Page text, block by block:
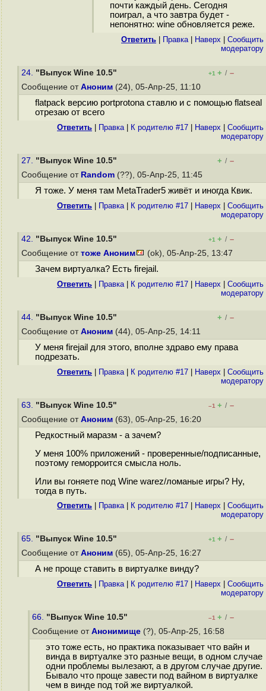
почти каждый день. Сегодня
поиграл, а что завтра будет -
непонятно: wine обновляется реже.
Ответить Правка| Наверх
Cообщить
модератору
24. "Выпуск Wine 10.5" +1 + / –
Сообщение от Аноним (24), 05-Апр-25, 11:10
flatpack версию portprotonа ставлю и с помощью flatseal
отрезаю от всего
Ответить Правка| К родителю #17 Наверх
Cообщить
модератору
27. "Выпуск Wine 10.5" + / –
Сообщение от Random (??), 05-Апр-25, 11:45
Я тоже. У меня там MetaTrader5 живёт и иногда Квик.
Ответить Правка| К родителю #17 Наверх
Cообщить
модератору
42. "Выпуск Wine 10.5" +1 + / –
Сообщение от тоже Аноним (ok), 05-Апр-25, 13:47
Зачем виртуалка? Есть firejail.
Ответить Правка| К родителю #17 Наверх
Cообщить
модератору
44. "Выпуск Wine 10.5" + / –
Сообщение от Аноним (44), 05-Апр-25, 14:11
У меня firejail для этого, вполне здраво ему права
подрезать.
Ответить Правка| К родителю #17 Наверх
Cообщить
модератору
63. "Выпуск Wine 10.5" –1 + / –
Сообщение от Аноним (63), 05-Апр-25, 16:20
Редкостный маразм - а зачем?
У меня 100% приложений - проверенные/подписанные,
поэтому геморроится смысла ноль.
Или вы гоняете под Wine warez/ломаные игры? Ну,
тогда в путь.
Ответить Правка| К родителю #17 Наверх
Cообщить
модератору
65. "Выпуск Wine 10.5" +1 + / –
Сообщение от Аноним (65), 05-Апр-25, 16:27
А не проще ставить в виртуалке винду?
Ответить Правка| К родителю #17 Наверх
Cообщить
модератору
66. "Выпуск Wine 10.5" –1 + / –
Сообщение от Анонимище (?), 05-Апр-25, 16:58
это тоже есть, но практика показывает что вайн и
винда в виртуалке это разные вещи, в одном случае
одни проблемы вылезают, а в другом случае другие.
Бывало что проще завести под вайном в виртуалке
чем в винде под той же виртуалкой.